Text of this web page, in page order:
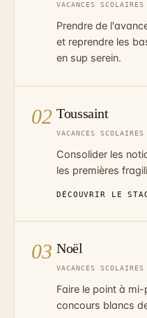
VACANCES
Prendre de
et reprendre les
en sup serein.
02 Toussaint
VACANCES
Consolider les
les premières
DÉCOUVRIR LE
03 Noël
VACANCES
Faire le point à
concours blancs